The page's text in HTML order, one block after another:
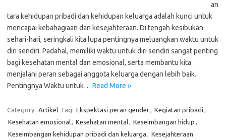
an
tara kehidupan pribadi dan kehidupan keluarga adalah kunci untuk
mencapai kebahagiaan dan kesejahteraan. Di tengah kesibukan
sehari-hari, seringkali kita lupa pentingnya meluangkan waktu untuk
diri sendiri. Padahal, memiliki waktu untuk diri sendiri sangat penting
bagi kesehatan mental dan emosional, serta membantu kita
menjalani peran sebagai anggota keluarga dengan lebih baik.
Pentingnya Waktu untuk… Read More »
Category: Artikel Tag: Ekspektasi peran gender, Kegiatan pribadi ,
Kesehatan emosional, Kesehatan mental, Keseimbangan hidup ,
Keseimbangan kehidupan pribadi dan keluarga , Kesejahteraan